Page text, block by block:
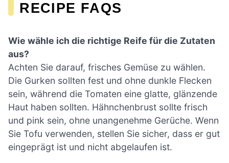
RECIPE FAQS
Wie wähle ich die richtige Reife für die Zutaten
aus?
Achten Sie darauf, frisches Gemüse zu wählen.
Die Gurken sollten fest und ohne dunkle Flecken
sein, während die Tomaten eine glatte, glänzende
Haut haben sollten. Hähnchenbrust sollte frisch
und pink sein, ohne unangenehme Gerüche. Wenn
Sie Tofu verwenden, stellen Sie sicher, dass er gut
eingeprägt ist und nicht abgelaufen ist.